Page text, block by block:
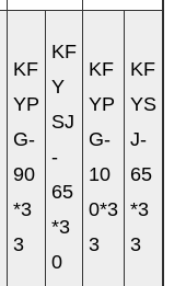
KF
YP
G-
90
*3
3
KF
Y
SJ
-
65
*3
0
KF
YP
G-
10
0*3
3
KF
YS
J-
65
*3
3